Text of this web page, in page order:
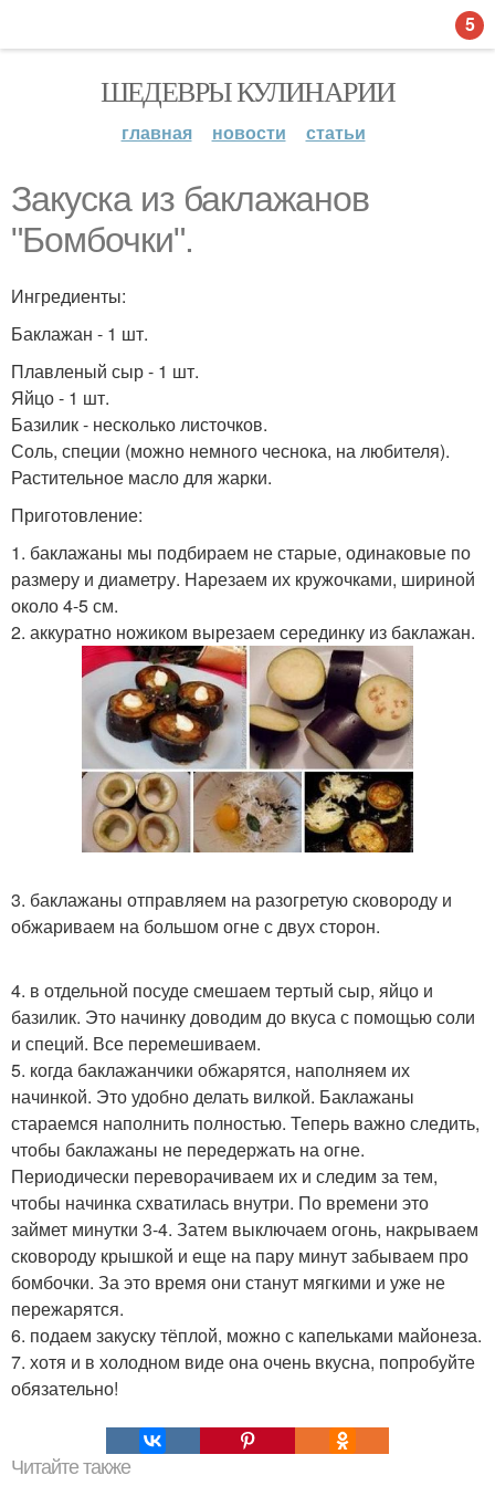
ШЕДЕВРЫ КУЛИНАРИИ
главная новости статьи
Закуска из баклажанов
"Бомбочки".
Ингредиенты:
Баклажан - 1 шт.
Плавленый сыр - 1 шт.
Яйцо - 1 шт.
Базилик - несколько листочков.
Соль, специи (можно немного чеснока, на любителя).
Растительное масло для жарки.
Приготовление:
1. баклажаны мы подбираем не старые, одинаковые по
размеру и диаметру. Нарезаем их кружочками, шириной
около 4-5 см.
2. аккуратно ножиком вырезаем серединку из баклажан.
3. баклажаны отправляем на разогретую сковороду и
обжариваем на большом огне с двух сторон.
4. в отдельной посуде смешаем тертый сыр, яйцо и
базилик. Это начинку доводим до вкуса с помощью соли
и специй. Все перемешиваем.
5. когда баклажанчики обжарятся, наполняем их
начинкой. Это удобно делать вилкой. Баклажаны
стараемся наполнить полностью. Теперь важно следить,
чтобы баклажаны не передержать на огне.
Периодически переворачиваем их и следим за тем,
чтобы начинка схватилась внутри. По времени это
займет минутки 3-4. Затем выключаем огонь, накрываем
сковороду крышкой и еще на пару минут забываем про
бомбочки. За это время они станут мягкими и уже не
пережарятся.
6. подаем закуску тёплой, можно с капельками майонеза.
7. хотя и в холодном виде она очень вкусна, попробуйте
обязательно!
Читайте также
5